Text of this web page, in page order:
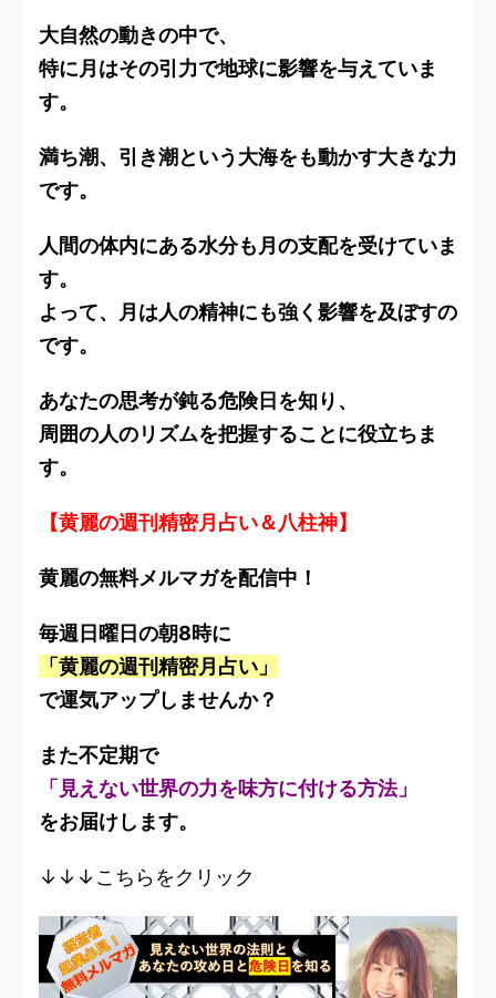
大自然の動きの中で、
特に月はその引力で地球に影響を与えていま
す。
満ち潮、引き潮という大海をも動かす大きな力
です。
人間の体内にある水分も月の支配を受けていま
す。
よって、月は人の精神にも強く影響を及ぼすの
です。
あなたの思考が鈍る危険日を知り、
周囲の人のリズムを把握することに役立ちま
す。
【黄麗の週刊精密月占い＆八柱神】
黄麗の無料メルマガを配信中！
毎週日曜日の朝8時に
「黄麗の週刊精密月占い」
で運気アップしませんか？
また不定期で
「見えない世界の力を味方に付ける方法」
をお届けします。
↓↓↓こちらをクリック